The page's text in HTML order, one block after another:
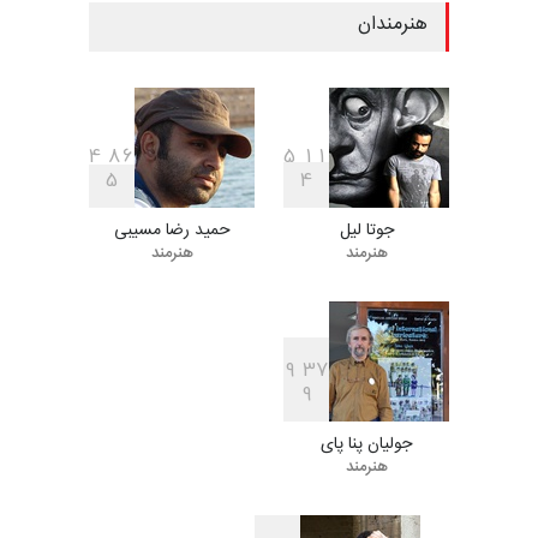
بیست و هشتمین مسابقه
بین‌المللی کارتون لهستا…
ششمین جشنوارۀ بین‌المللی
کارتون «لبخند دریا»…
دهمین جشنوارۀ بین‌المللی
هنرمندان
5 1 1
4
جوتا لیل
هنرمند
4 86
5
حمید رضا مسیبی
هنرمند
9 37
9
جولیان پنا پای
هنرمند